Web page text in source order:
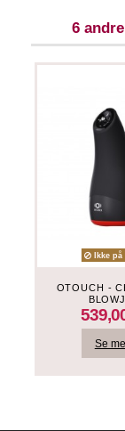
6
Ikke
OTOUCH -
Se